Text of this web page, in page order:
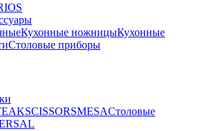
Кухонные ножницыКухонные
Столовые приборы
SCISSORSMESAСтоловые